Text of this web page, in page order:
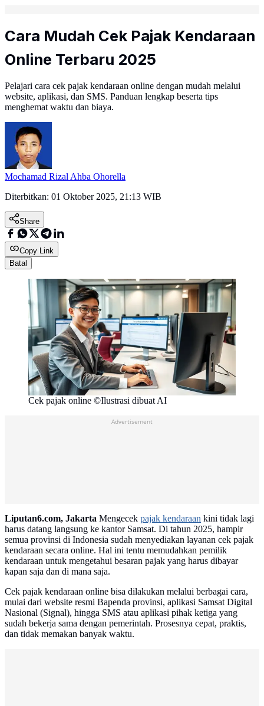
Cara Mudah Cek Pajak Kendaraan
Online Terbaru 2025
Pelajari cara cek pajak kendaraan online dengan mudah melalui
website, aplikasi, dan SMS. Panduan lengkap beserta tips
menghemat waktu dan biaya.
Mochamad Rizal Ahba Ohorella
Diterbitkan: 01 Oktober 2025, 21:13 WIB
Share
Copy Link
Batal
Cek pajak online ©Ilustrasi dibuat AI
Liputan6.com, Jakarta Mengecek pajak kendaraan kini tidak lagi
harus datang langsung ke kantor Samsat. Di tahun 2025, hampir
semua provinsi di Indonesia sudah menyediakan layanan cek pajak
kendaraan secara online. Hal ini tentu memudahkan pemilik
kendaraan untuk mengetahui besaran pajak yang harus dibayar
kapan saja dan di mana saja.
Cek pajak kendaraan online bisa dilakukan melalui berbagai cara,
mulai dari website resmi Bapenda provinsi, aplikasi Samsat Digital
Nasional (Signal), hingga SMS atau aplikasi pihak ketiga yang
sudah bekerja sama dengan pemerintah. Prosesnya cepat, praktis,
dan tidak memakan banyak waktu.